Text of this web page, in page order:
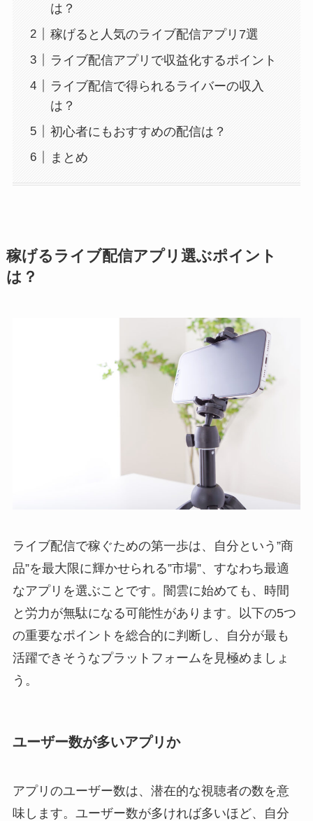
は？
稼げると人気のライブ配信アプリ7選
ライブ配信アプリで収益化するポイント
ライブ配信で得られるライバーの収入
は？
初心者にもおすすめの配信は？
まとめ
稼げるライブ配信アプリ選ぶポイント
は？
ライブ配信で稼ぐための第一歩は、自分という”商
品”を最大限に輝かせられる”市場”、すなわち最適
なアプリを選ぶことです。闇雲に始めても、時間
と労力が無駄になる可能性があります。以下の5つ
の重要なポイントを総合的に判断し、自分が最も
活躍できそうなプラットフォームを見極めましょ
う。
ユーザー数が多いアプリか
アプリのユーザー数は、潜在的な視聴者の数を意
味します。ユーザー数が多ければ多いほど、自分